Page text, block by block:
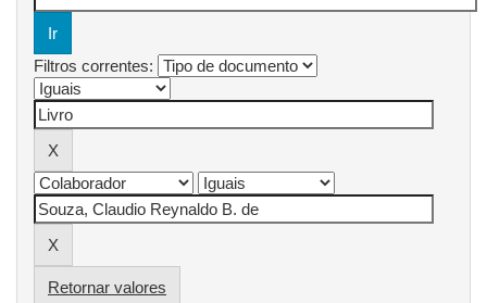
Filtros correntes:
Retornar valores